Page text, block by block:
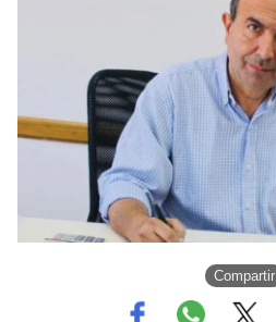
Compartir